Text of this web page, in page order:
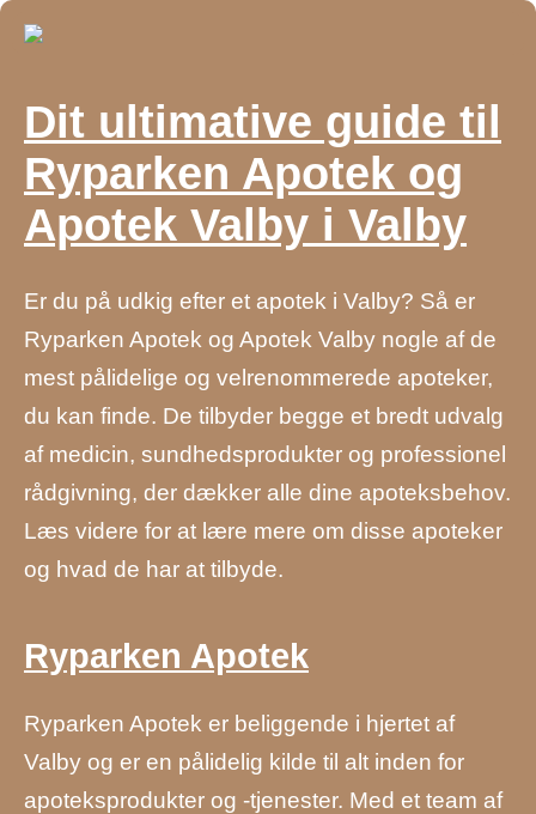
Dit ultimative guide til
Ryparken Apotek og
Apotek Valby i Valby
Er du på udkig efter et apotek i Valby? Så er
Ryparken Apotek og Apotek Valby nogle af de
mest pålidelige og velrenommerede apoteker,
du kan finde. De tilbyder begge et bredt udvalg
af medicin, sundhedsprodukter og professionel
rådgivning, der dækker alle dine apoteksbehov.
Læs videre for at lære mere om disse apoteker
og hvad de har at tilbyde.
Ryparken Apotek
Ryparken Apotek er beliggende i hjertet af
Valby og er en pålidelig kilde til alt inden for
apoteksprodukter og -tjenester. Med et team af